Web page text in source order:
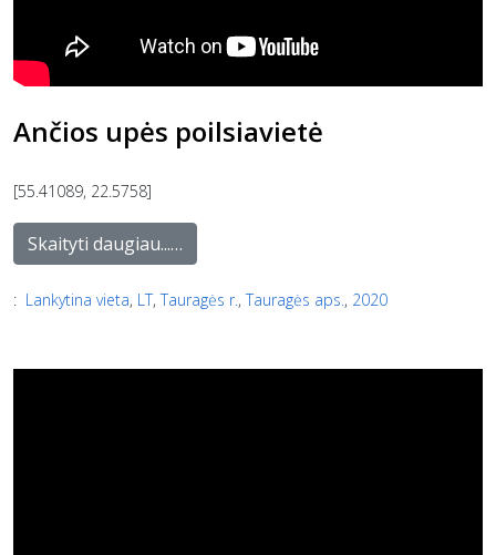
Ančios upės poilsiavietė
[55.41089, 22.5758]
Skaityti daugiau...…
: Lankytina vieta, LT, Tauragės r., Tauragės aps., 2020